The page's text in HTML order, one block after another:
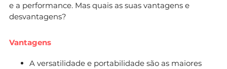
e a performance. Mas quais as suas vantagens e
desvantagens?
Vantagens
A versatilidade e portabilidade são as maiores